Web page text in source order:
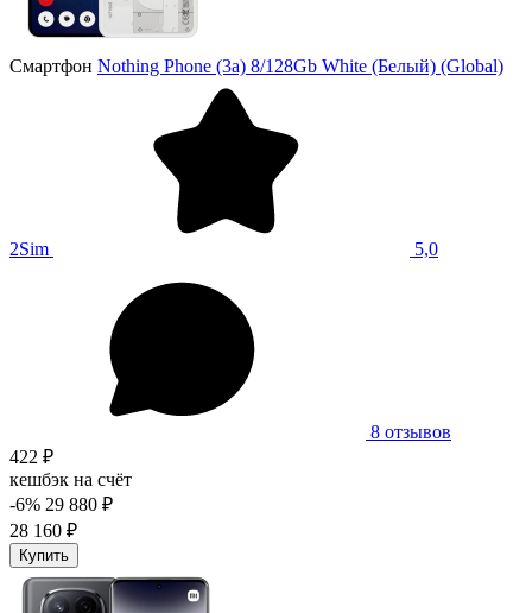
Смартфон Nothing Phone (3a) 8/128Gb White (Белый) (Global)
2Sim 5,0
8 отзывов
422 ₽
кешбэк на счёт
-6% 29 880 ₽
28 160 ₽
Купить